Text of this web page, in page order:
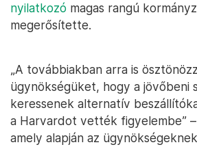
nyilatkozó magas rangú
megerősítette.
„A továbbiakban arra is
ügynökségüket, hogy a jövőbeni
keressenek alternatív
a Harvardot vették figyelembe”
amely alapján az